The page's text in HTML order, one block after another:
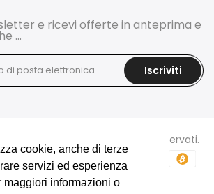
cookie, anche di terze
servizi ed esperienza
maggiori informazioni o
cookie, anche di terze
servizi ed esperienza
maggiori informazioni o
e ricevi offerte in anteprima e
...
Iscriviti
tutti i diritti sono riservati.